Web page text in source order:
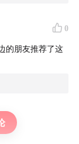
扼杀了行业的
0
的朋友推荐了这